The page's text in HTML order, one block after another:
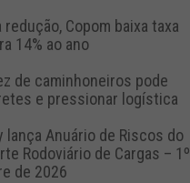
redução, Copom baixa taxa
14% ao ano
de caminhoneiros pode
e pressionar logística
lança Anuário de Riscos do
Rodoviário de Cargas – 1º
de 2026